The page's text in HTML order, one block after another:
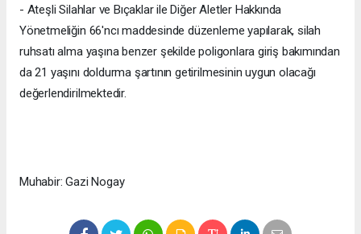
- Ateşli Silahlar ve Bıçaklar ile Diğer Aletler Hakkında
Yönetmeliğin 66'ncı maddesinde düzenleme yapılarak, silah
ruhsatı alma yaşına benzer şekilde poligonlara giriş bakımından
da 21 yaşını doldurma şartının getirilmesinin uygun olacağı
değerlendirilmektedir.
Muhabir: Gazi Nogay